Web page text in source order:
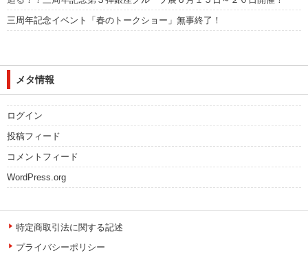
三周年記念イベント「春のトークショー」無事終了！
メタ情報
ログイン
投稿フィード
コメントフィード
WordPress.org
特定商取引法に関する記述
プライバシーポリシー